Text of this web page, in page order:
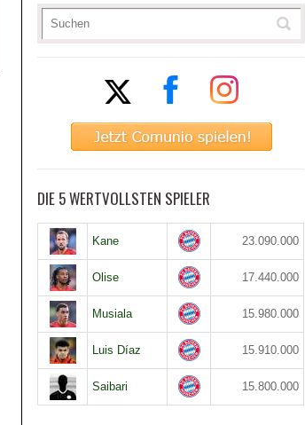
DIE 5 WERTVOLLSTEN SPIELER
Kane 23.090.000
Olise 17.440.000
Musiala 15.980.000
Luis Díaz 15.910.000
Saibari 15.800.000